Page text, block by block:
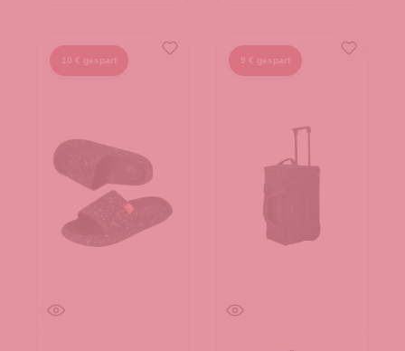
10 € gespart 9 € gespart